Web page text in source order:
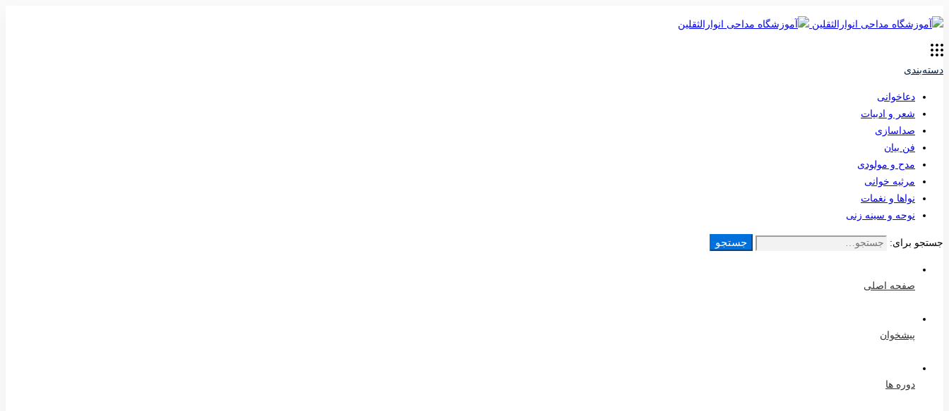
دسته‌بندی
دعاخوانی
شعر و ادبیات
صداسازی
فن بیان
مدح و مولودی
مرثیه خوانی
نواها و نغمات
نوحه و سینه زنی
جستجو برای: جستجو
صفحه اصلی
پیشخوان
دوره ها